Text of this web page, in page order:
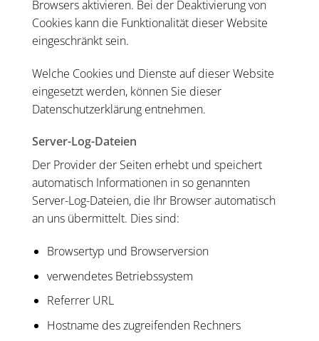
Browsers aktivieren. Bei der Deaktivierung von
Cookies kann die Funktionalität dieser Website
eingeschränkt sein.
Welche Cookies und Dienste auf dieser Website
eingesetzt werden, können Sie dieser
Datenschutzerklärung entnehmen.
Server-Log-Dateien
Der Provider der Seiten erhebt und speichert
automatisch Informationen in so genannten
Server-Log-Dateien, die Ihr Browser automatisch
an uns übermittelt. Dies sind:
Browsertyp und Browserversion
verwendetes Betriebssystem
Referrer URL
Hostname des zugreifenden Rechners